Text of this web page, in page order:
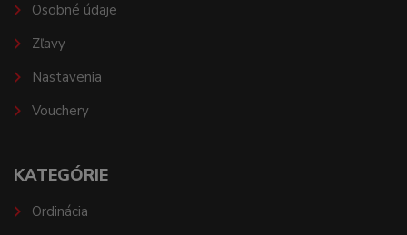
Osobné údaje
Zľavy
Nastavenia
Vouchery
KATEGÓRIE
Ordinácia